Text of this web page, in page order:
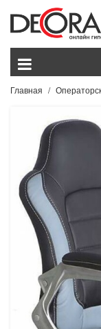
Главная